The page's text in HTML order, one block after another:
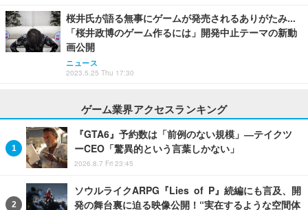
桜井氏が語る無事にゲームが発売されるありがたみ…
「桜井政博のゲーム作るには」開発中止テーマの新動
画公開
ニュース
2023.5.25 Thu 17:30
ゲーム業界アクセスランキング
『GTA6』予約数は「前例のない規模」―テイクツ
ーCEO「驚異的という言葉しかない」
2026.8.7 Fri 23:45
ソウルライクARPG『Lies of P』続編にも言及、開
発の舞台裏に迫る映像公開！“実在するような空間体